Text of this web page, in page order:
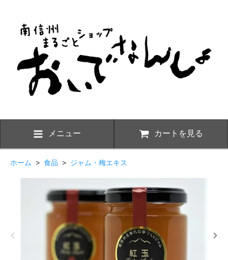
メニュー カートを見る
ホーム > 食品 > ジャム・梅エキス